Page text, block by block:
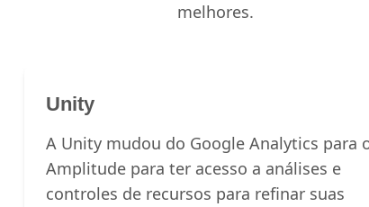
melhores.
Unity
A Unity mudou do Google Analytics para
Amplitude para ter acesso a análises e
controles de recursos para refinar suas